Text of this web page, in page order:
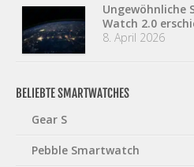
Ungewöhnliche
Watch 2.0
8. April 2026
BELIEBTE SMARTWATCHES
Gear S
Pebble Smartwatch